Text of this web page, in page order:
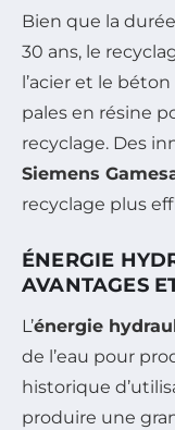
Bien que la
30 ans, le
l’acier et le
pales en résine
recyclage. Des
Siemens
recyclage plus
ÉNERGIE
AVANTAGES
L’énergie
de l’eau pour
historique
produire une